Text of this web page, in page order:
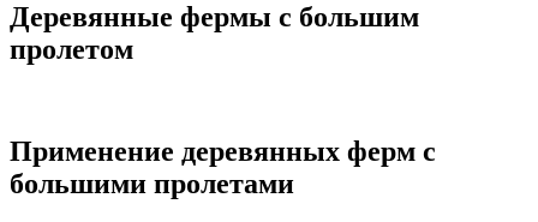
Деревянные фермы с большим
пролетом
Применение деревянных ферм с
большими пролетами